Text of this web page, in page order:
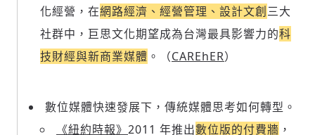
化經營，在網路經濟、經營管理、設計文創 三大
社群中，巨思文化期望成為台灣最具影響力的科
技財經與新商業媒體 。（CAREhER）
數位媒體快速發展下，傳統媒體思考如何轉型。
《紐約時報》 2011 年推出數位版的付費牆 ，